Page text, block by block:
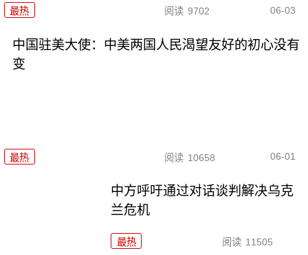
最热 阅读 9702 06-03
中国驻美大使：中美两国人民渴望友好的初心没有
变
最热 阅读 10658 06-01
中方呼吁通过对话谈判解决乌克
兰危机
最热 阅读 11505